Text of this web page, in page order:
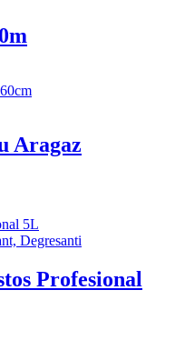
Aragaz
Degresanti
Profesional